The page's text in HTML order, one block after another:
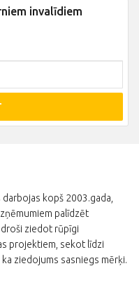
invalīdiem
kopš 2003.gada,
palīdzēt
ziedot rūpīgi
projektiem, sekot līdzi
ziedojums sasniegs mērķi.